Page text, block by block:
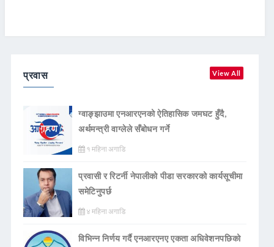
प्रवास View All
ग्वाङ्झाउमा एनआरएनको ऐतिहासिक जमघट हुँदै,
अर्थमन्त्री वाग्लेले सँबोधन गर्ने
१ महिना अगाडि
प्रवासी र रिटर्नी नेपालीको पीडा सरकारको कार्यसूचीमा
समेटिनुपर्छ
४ महिना अगाडि
विभिन्न निर्णय गर्दै एनआरएनए एकता अधिवेशनपछिको